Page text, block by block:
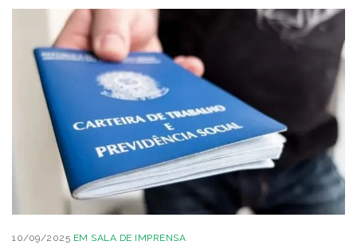
10/09/2025 EM SALA DE IMPRENSA